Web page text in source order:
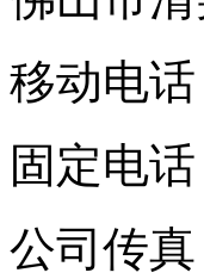
移动电话
固定电话
公司传真